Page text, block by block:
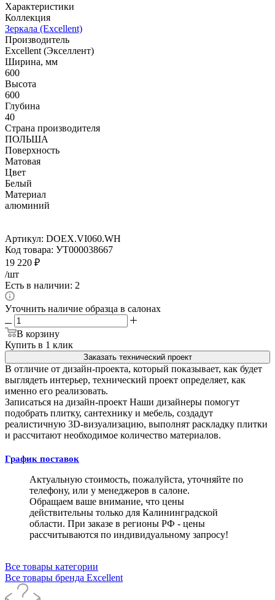
Характеристики
Коллекция
Зеркала (Excellent)
Производитель
Excellent (Экселлент)
Ширина, мм
600
Высота
600
Глубина
40
Страна производителя
ПОЛЬША
Поверхность
Матовая
Цвет
Белый
Материал
алюминий
Артикул: DOEX.VI060.WH
Код товара: УТ000038667
19 220 ₽
/шт
Есть в наличии: 2
Уточнить наличие образца в салонах
В корзину
Купить в 1 клик
Заказать технический проект
В отличие от дизайн-проекта, который показывает, как будет
выглядеть интерьер, технический проект определяет, как
именно его реализовать.
Записаться на дизайн-проект Наши дизайнеры помогут
подобрать плитку, сантехнику и мебель, создадут
реалистичную 3D-визуализацию, выполнят раскладку плитки
и рассчитают необходимое количество материалов.
График поставок
Актуальную стоимость, пожалуйста, уточняйте по
телефону, или у менеджеров в салоне.
Обращаем ваше внимание, что цены
действительны только для Калининградской
области. При заказе в регионы РФ - цены
рассчитываются по индивидуальному запросу!
Все товары категории
Все товары бренда Excellent